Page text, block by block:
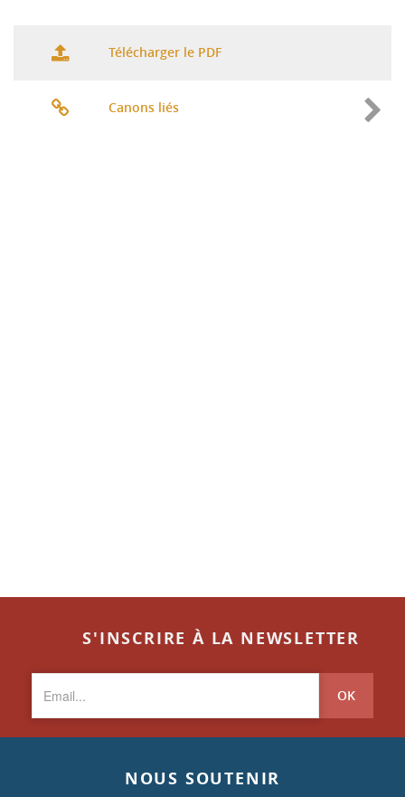
Télécharger le PDF
Canons liés
S'INSCRIRE À LA NEWSLETTER
OK
NOUS SOUTENIR